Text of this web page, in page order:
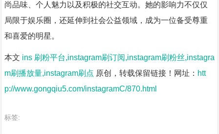
尚品味、个人魅力以及积极的社交互动。她的影响力不仅仅
局限于娱乐圈，还延伸到社会公益领域，成为一位备受尊重
和喜爱的明星。
本文 ins 刷粉平台,instagram刷订阅,instagram刷粉丝,instagra
m刷播放量,instagram刷点 原创，转载保留链接！网址： htt
p://www.gongqiu5.com/instagramC/870.html
标签: